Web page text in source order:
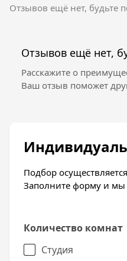
веселого отдыха.
Спортивные
баскетбольное поле.
автомобилей.
стены.
Ознакомиться с
застройщика ООО СЗ
Отзывов ещё нет, будьте
Отзывов ещё нет,
Расскажите о
Ваш отзыв поможет
Подбор
Заполните форму и мы
Количество комнат
Студия